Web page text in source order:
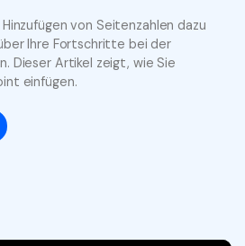
Windows
Mac
iPad
von Seitenzahlen dazu
Ihre Fortschritte bei der
Dieser Artikel zeigt, wie Sie
einfügen.